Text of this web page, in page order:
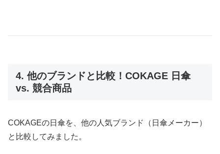
4. 他のブランドと比較！COKAGE 日傘
vs. 競合商品
COKAGEの日傘を、他の人気ブランド（日傘メーカー）
と比較してみました。